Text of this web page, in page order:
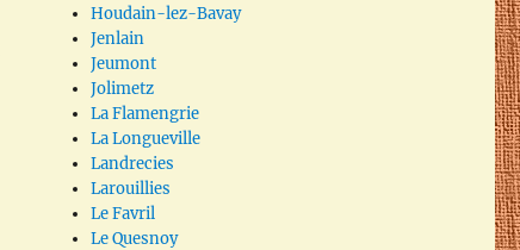
Houdain-lez-Bavay
Jenlain
Jeumont
Jolimetz
La Flamengrie
La Longueville
Landrecies
Larouillies
Le Favril
Le Quesnoy